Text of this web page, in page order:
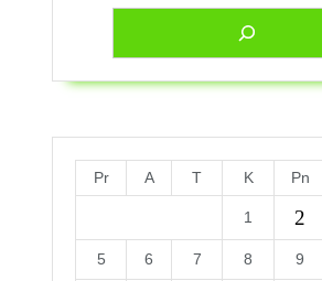
Pr A T K Pn
1 2
5 6 7 8 9